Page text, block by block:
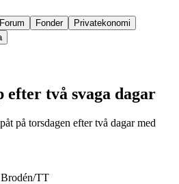
Forum Fonder
Privatekonomi
efter två svaga dagar
på torsdagen efter två dagar med
TT